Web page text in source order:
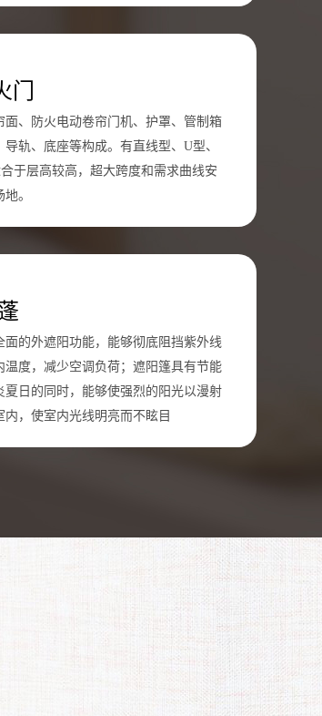
面、防火电动卷帘门机、护罩、管制箱
轨、底座等构成。有直线型、U型、
于层高较高，超大跨度和需求曲线安
。
面的外遮阳功能，能够彻底阻挡紫外线
温度，减少空调负荷；遮阳篷具有节能
夏日的同时，能够使强烈的阳光以漫射
内，使室内光线明亮而不眩目